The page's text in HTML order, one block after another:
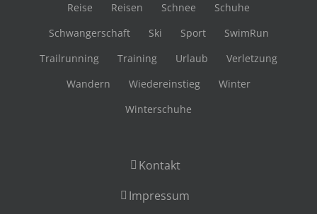
Reise
Reisen Schnee
Schuhe
Schwangerschaft
Ski Sport
SwimRun
Trailrunning
Training Urlaub
Verletzung
Wandern
Wiedereinstieg
Winter
Winterschuhe
Kontakt
Impressum